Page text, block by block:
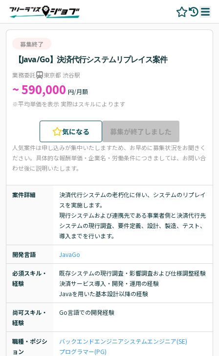
募集終了
【Java/Go】決済代行システムリプレイス案件
業務委託 東京都 渋谷駅
~ 590,000 円/月額
※平均単価を表示 実際はスキルによります
気になる 募集が終了しました
人気案件は申し込みが集中いたしますため、お早めに募集状況をお聞きく
ださい。 具体的な報酬単価・企業名・労働条件につきましては、お問い合
わせ後に説明いたします。
案件詳細
決済代行システムの老朽化に伴い、システムのリプレイ
スを実施します。
現行システムおよび連携先である事業者側と決済代行先
システムの現行調査、要件定義、設計、製造、テスト、
導入までを行います。
開発言語 JavaGo
必須スキル・
経験
既存システムの現行調査・影響調査および仕様調整経験
決済サービス導入・開発・運用の経験
Javaを用いた基本設計以降の経験
尚可スキル・
経験
Go言語での開発経験
職種・ポジシ
ョン
バックエンドエンジニアシステムエンジニア(SE)
プログラマー(PG)